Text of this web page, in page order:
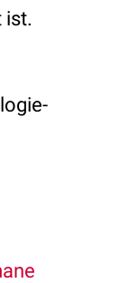
ist.